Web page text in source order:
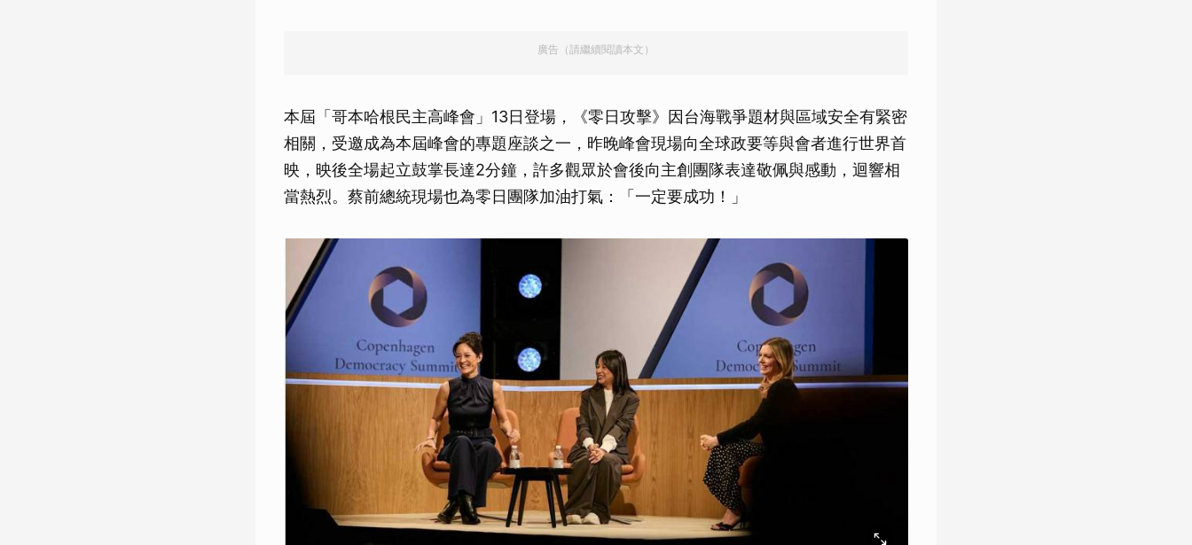
廣告（請繼續閱讀本文）
本屆「哥本哈根民主高峰會」13日登場，《零日攻擊》因台海戰爭題材與區域安全有緊密
相關，受邀成為本屆峰會的專題座談之一，昨晚峰會現場向全球政要等與會者進行世界首
映，映後全場起立鼓掌長達2分鐘，許多觀眾於會後向主創團隊表達敬佩與感動，迴響相
當熱烈。蔡前總統現場也為零日團隊加油打氣：「一定要成功！」